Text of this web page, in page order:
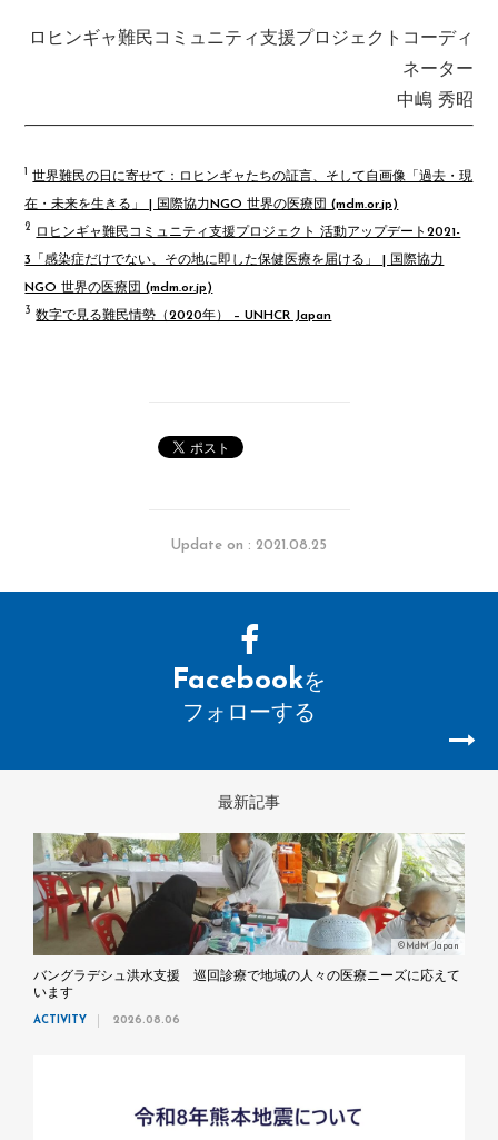
ロヒンギャ難民コミュニティ支援プロジェクトコーディ
ネーター
中嶋 秀昭
1 世界難民の日に寄せて：ロヒンギャたちの証言、そして自画像「過去・現
在・未来を生きる」 | 国際協力NGO 世界の医療団 (mdm.or.jp)
2 ロヒンギャ難民コミュニティ支援プロジェクト 活動アップデート2021-
3「感染症だけでない、その地に即した保健医療を届ける」 | 国際協力
NGO 世界の医療団 (mdm.or.jp)
3 数字で見る難民情勢（2020年） – UNHCR Japan
Update on : 2021.08.25
Facebookを
フォローする
最新記事
©MdM Japan
バングラデシュ洪水支援 巡回診療で地域の人々の医療ニーズに応えて
います
ACTIVITY 2026.08.06